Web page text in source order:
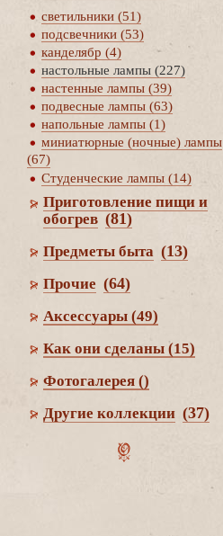
светильники (51)
подсвечники (53)
канделябр (4)
настольные лампы (227)
настенные лампы (39)
подвесные лампы (63)
напольные лампы (1)
миниатюрные (ночные) лампы
(67)
Студенческие лампы (14)
Приготовление пищи и
обогре (81)
Предметы быта (13)
Прочие (64)
Аксессуары (49)
Как они сделаны (15)
Фотогалерея ()
Другие коллекции (37)